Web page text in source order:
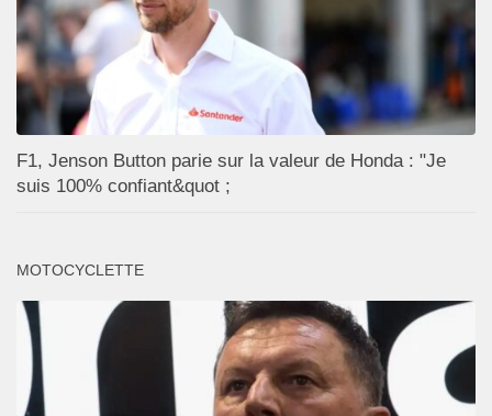
F1, Jenson Button parie sur la valeur de Honda : "Je
suis 100% confiant&quot ;
MOTOCYCLETTE